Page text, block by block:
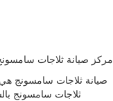
مركز صيانة ثلاجات
صيانة ثلاجات سامسونج
ثلاجات سامسونج